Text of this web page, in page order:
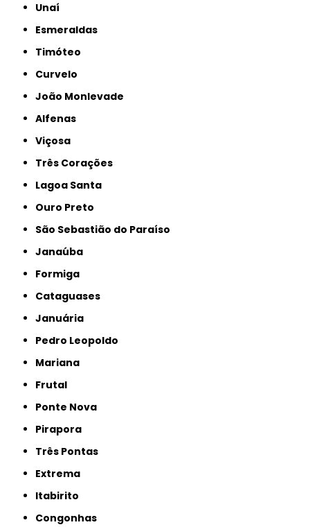
Unaí
Esmeraldas
Timóteo
Curvelo
João Monlevade
Alfenas
Viçosa
Três Corações
Lagoa Santa
Ouro Preto
São Sebastião do Paraíso
Janaúba
Formiga
Cataguases
Januária
Pedro Leopoldo
Mariana
Frutal
Ponte Nova
Pirapora
Três Pontas
Extrema
Itabirito
Congonhas